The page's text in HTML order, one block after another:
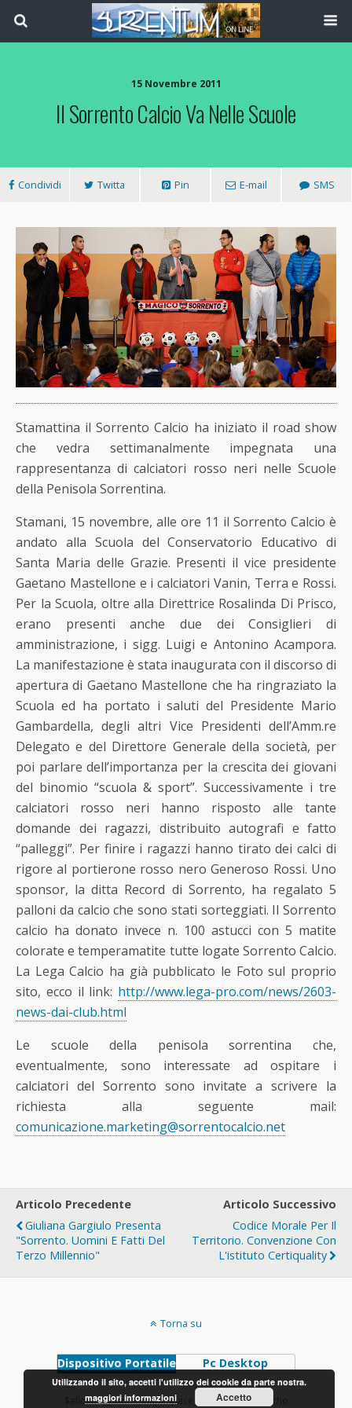
15 Novembre 2011
Il Sorrento Calcio Va Nelle Scuole
Condividi Twitta Pin E-mail SMS
Stamattina il Sorrento Calcio ha iniziato il road show
che vedra settimanalmente impegnata una
rappresentanza di calciatori rosso neri nelle Scuole
della Penisola Sorrentina.
Stamani, 15 novembre, alle ore 11 il Sorrento Calcio è
andato alla Scuola del Conservatorio Educativo di
Santa Maria delle Grazie. Presenti il vice presidente
Gaetano Mastellone e i calciatori Vanin, Terra e Rossi.
Per la Scuola, oltre alla Direttrice Rosalinda Di Prisco,
erano presenti anche due dei Consiglieri di
amministrazione, i sigg. Luigi e Antonino Acampora.
La manifestazione è stata inaugurata con il discorso di
apertura di Gaetano Mastellone che ha ringraziato la
Scuola ed ha portato i saluti del Presidente Mario
Gambardella, degli altri Vice Presidenti dell’Amm.re
Delegato e del Direttore Generale della società, per
poi parlare dell’importanza per la crescita dei giovani
del binomio “scuola & sport”. Successivamente i tre
calciatori rosso neri hanno risposto alle tante
domande dei ragazzi, distribuito autografi e fatto
“palleggi”. Per finire i ragazzi hanno tirato dei calci di
rigore al portierone rosso nero Generoso Rossi. Uno
sponsor, la ditta Record di Sorrento, ha regalato 5
palloni da calcio che sono stati sorteggiati. Il Sorrento
calcio ha donato invece n. 100 astucci con 5 matite
colorate e temperamatite tutte logate Sorrento Calcio.
La Lega Calcio ha già pubblicato le Foto sul proprio
sito, ecco il link: http://www.lega-pro.com/news/2603-
news-dai-club.html
Le scuole della penisola sorrentina che,
eventualmente, sono interessate ad ospitare i
calciatori del Sorrento sono invitate a scrivere la
richiesta alla seguente mail:
comunicazione.marketing@sorrentocalcio.net
Articolo Precedente
Giuliana Gargiulo Presenta
"Sorrento. Uomini E Fatti Del
Terzo Millennio"
Articolo Successivo
Codice Morale Per Il
Territorio. Convenzione Con
L'istituto Certiquality
Torna su
Dispositivo Portatile Pc Desktop
$allowed_html = shapeSpace_allowed_html(); echo
Utilizzando il sito, accetti l'utilizzo dei cookie da parte nostra.
maggiori informazioni
Accetto